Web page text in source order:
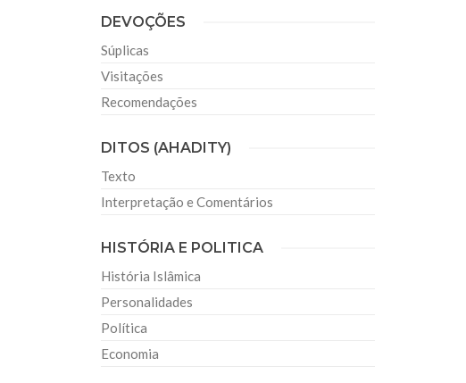
DEVOÇÕES
Súplicas
Visitações
Recomendações
DITOS (AHADITY)
Texto
Interpretação e Comentários
HISTÓRIA E POLITICA
História Islâmica
Personalidades
Política
Economia